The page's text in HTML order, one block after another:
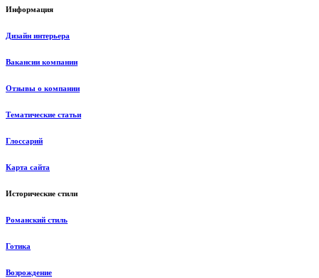
Информация
Дизайн интерьера
Вакансии компании
Отзывы о компании
Тематические статьи
Глоссарий
Карта сайта
Исторические стили
Романский стиль
Готика
Возрождение